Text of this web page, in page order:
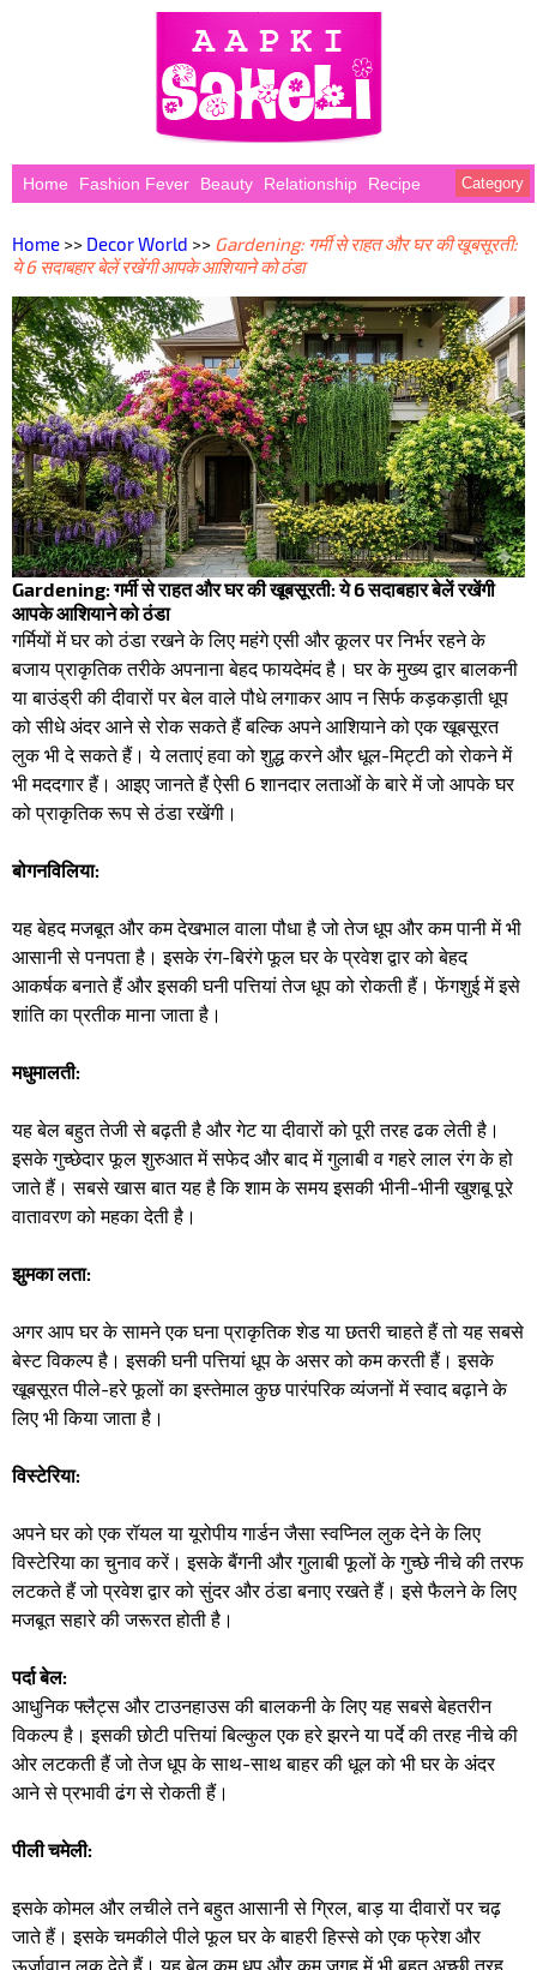
Home Fashion Fever Beauty Relationship Recipe Category
Home >> Decor World >> Gardening: गर्मी से राहत और घर की खूबसूरती:
ये 6 सदाबहार बेलें रखेंगी आपके आशियाने को ठंडा
Gardening: गर्मी से राहत और घर की खूबसूरती: ये 6 सदाबहार बेलें रखेंगी
आपके आशियाने को ठंडा
गर्मियों में घर को ठंडा रखने के लिए महंगे एसी और कूलर पर निर्भर रहने के
बजाय प्राकृतिक तरीके अपनाना बेहद फायदेमंद है। घर के मुख्य द्वार बालकनी
या बाउंड्री की दीवारों पर बेल वाले पौधे लगाकर आप न सिर्फ कड़कड़ाती धूप
को सीधे अंदर आने से रोक सकते हैं बल्कि अपने आशियाने को एक खूबसूरत
लुक भी दे सकते हैं। ये लताएं हवा को शुद्ध करने और धूल-मिट्टी को रोकने में
भी मददगार हैं। ​आइए जानते हैं ऐसी 6 शानदार लताओं के बारे में जो आपके घर
को प्राकृतिक रूप से ठंडा रखेंगी। ​
बोगनविलिया:
यह बेहद मजबूत और कम देखभाल वाला पौधा है जो तेज धूप और कम पानी में भी
आसानी से पनपता है। इसके रंग-बिरंगे फूल घर के प्रवेश द्वार को बेहद
आकर्षक बनाते हैं और इसकी घनी पत्तियां तेज धूप को रोकती हैं। फेंगशुई में इसे
शांति का प्रतीक माना जाता है। ​
मधुमालती:
यह बेल बहुत तेजी से बढ़ती है और गेट या दीवारों को पूरी तरह ढक लेती है।
इसके गुच्छेदार फूल शुरुआत में सफेद और बाद में गुलाबी व गहरे लाल रंग के हो
जाते हैं। सबसे खास बात यह है कि शाम के समय इसकी भीनी-भीनी खुशबू पूरे
वातावरण को महका देती है। ​
झुमका लता:
अगर आप घर के सामने एक घना प्राकृतिक शेड या छतरी चाहते हैं तो यह सबसे
बेस्ट विकल्प है। इसकी घनी पत्तियां धूप के असर को कम करती हैं। इसके
खूबसूरत पीले-हरे फूलों का इस्तेमाल कुछ पारंपरिक व्यंजनों में स्वाद बढ़ाने के
लिए भी किया जाता है। ​
विस्टेरिया:
अपने घर को एक रॉयल या यूरोपीय गार्डन जैसा स्वप्निल लुक देने के लिए
विस्टेरिया का चुनाव करें। इसके बैंगनी और गुलाबी फूलों के गुच्छे नीचे की तरफ
लटकते हैं जो प्रवेश द्वार को सुंदर और ठंडा बनाए रखते हैं। इसे फैलने के लिए
मजबूत सहारे की जरूरत होती है। ​
पर्दा बेल:
आधुनिक फ्लैट्स और टाउनहाउस की बालकनी के लिए यह सबसे बेहतरीन
विकल्प है। इसकी छोटी पत्तियां बिल्कुल एक हरे झरने या पर्दे की तरह नीचे की
ओर लटकती हैं जो तेज धूप के साथ-साथ बाहर की धूल को भी घर के अंदर
आने से प्रभावी ढंग से रोकती हैं।
​पीली चमेली:
इसके कोमल और लचीले तने बहुत आसानी से ग्रिल, बाड़ या दीवारों पर चढ़
जाते हैं। इसके चमकीले पीले फूल घर के बाहरी हिस्से को एक फ्रेश और
ऊर्जावान लुक देते हैं। यह बेल कम धूप और कम जगह में भी बहुत अच्छी तरह